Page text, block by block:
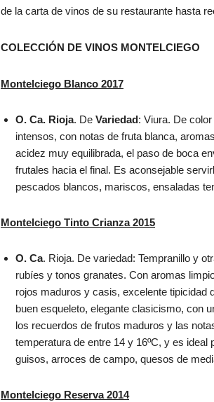
de la carta de vinos de su restaurante hasta
COLECCIÓN DE VINOS MONTELCIEGO
Montelciego Blanco 2017
O. Ca. Rioja. De Variedad: Viura. De
intensos, con notas de fruta blanca,
acidez muy equilibrada, el paso de boca
frutales hacia el final. Es aconsejable
pescados blancos, mariscos, ensaladas
Montelciego Tinto Crianza 2015
O. Ca. Rioja. De variedad: Tempranillo y
rubíes y tonos granates. Con aromas
rojos maduros y casis, excelente tipicidad
buen esqueleto, elegante clasicismo, con
los recuerdos de frutos maduros y las
temperatura de entre 14 y 16ºC, y es
guisos, arroces de campo, quesos de
Montelciego Reserva 2014